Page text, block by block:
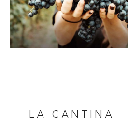
LA CANTINA